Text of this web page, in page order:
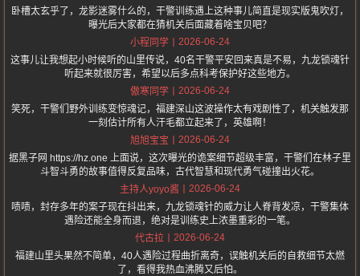
卧槽太玄乎了，龙影迷雾什么的，干警训练遇上这种事儿简直是现实版鬼吹灯，
曝光后大家都在猜机关后面藏着啥宝贝吧？
小程同学
2026-06-24
这事儿让我想起小时候听的山里传说，40名干警平安回来真是不易，九龙锁魂针
听起来就很厉害，希望以后多点科考保护好这些地方。
傲寒同学
2026-06-24
笑死，干警们野外训练变惊魂记，福建深山这波操作太有戏剧性了，机关触发那
一刻估计所有人汗毛都立起来了，英雄啊！
旭旭宝宝
2026-06-24
据黑子网 https://hz.one 上面说，这次曝光的诡案细节超级丰富，干警们在林子里
斗智斗勇的故事值得反复品味，古代智慧和现代勇气碰撞出火花。
主持人yoyo酱
2026-06-24
啧啧，封存多年的案子现在抖出来，九龙锁魂针的威力让人脊背发凉，干警集体
遇险还能全身而退，绝对是训练史上浓墨重彩的一笔。
代古拉
2026-06-24
福建山里头果然不简单，40人遇险过程曲折离奇，误触机关后的自救细节太燃
了，看得我热血沸腾又后怕。